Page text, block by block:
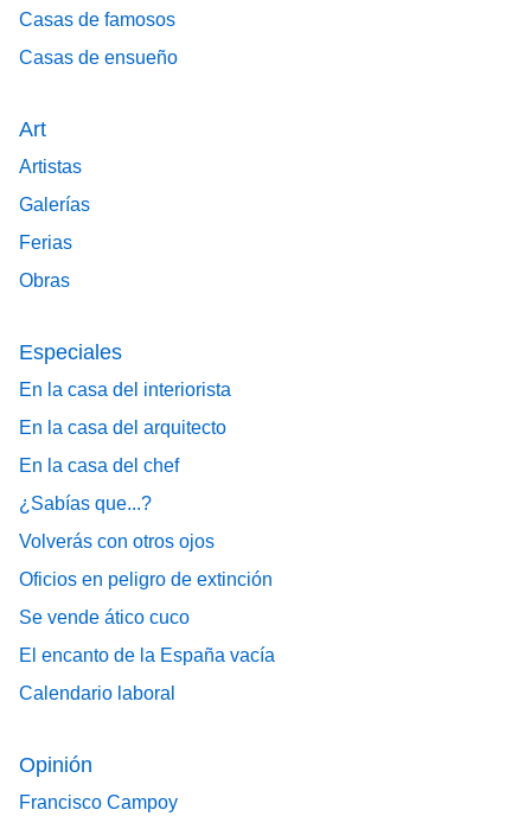
Casas de famosos
Casas de ensueño
Art
Artistas
Galerías
Ferias
Obras
Especiales
En la casa del interiorista
En la casa del arquitecto
En la casa del chef
¿Sabías que...?
Volverás con otros ojos
Oficios en peligro de extinción
Se vende ático cuco
El encanto de la España vacía
Calendario laboral
Opinión
Francisco Campoy